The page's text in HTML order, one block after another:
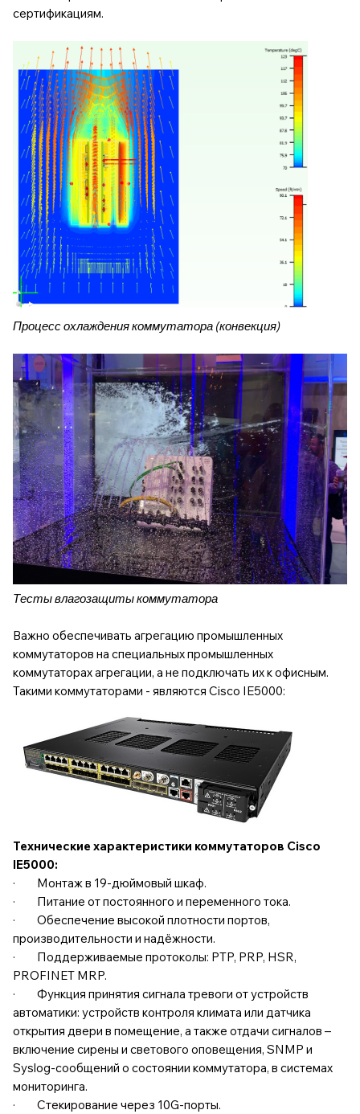
сертификациям.
Процесс охлаждения коммутатора (конвекция)
Тесты влагозащиты коммутатора
Важно обеспечивать агрегацию промышленных
коммутаторов на специальных промышленных
коммутаторах агрегации, а не подключать их к офисным.
Такими коммутаторами - являются Cisco IE5000:
Технические характеристики коммутаторов Cisco
IE5000:
· Монтаж в 19-дюймовый шкаф.
· Питание от постоянного и переменного тока.
· Обеспечение высокой плотности портов,
производительности и надёжности.
· Поддерживаемые протоколы: PTP, PRP, HSR,
PROFINET MRP.
· Функция принятия сигнала тревоги от устройств
автоматики: устройств контроля климата или датчика
открытия двери в помещение, а также отдачи сигналов –
включение сирены и светового оповещения, SNMP и
Syslog-сообщений о состоянии коммутатора, в системах
мониторинга.
· Стекирование через 10G-порты.